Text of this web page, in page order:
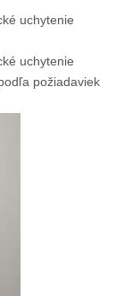
uchytenie
uchytenie
požiadaviek